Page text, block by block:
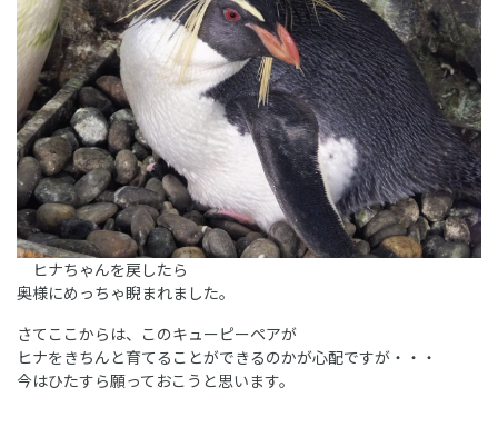
ヒナちゃんを戻したら
奥様にめっちゃ睨まれました。
さてここからは、このキューピーペアが
ヒナをきちんと育てることができるのかが心配ですが・・・
今はひたすら願っておこうと思います。